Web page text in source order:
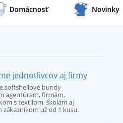
Domácnosť Novinky
jednotlivcov aj firmy
softshellové bundy
agentúram, firmám,
s textilom, školám aj
zákazníkom už od 1 kusu.